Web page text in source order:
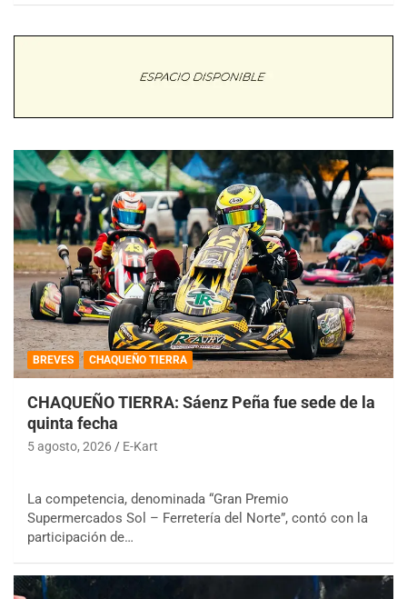
BREVES CHAQUEÑO TIERRA
CHAQUEÑO TIERRA: Sáenz Peña fue sede de la
quinta fecha
5 agosto, 2026 E-Kart
La competencia, denominada “Gran Premio
Supermercados Sol – Ferretería del Norte”, contó con la
participación de…